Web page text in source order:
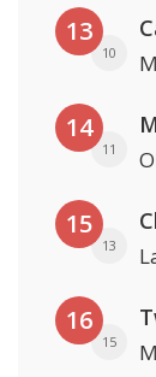
13
10
14
11
15
13
16
15